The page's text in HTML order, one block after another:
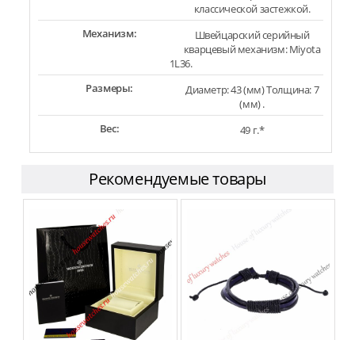
классической застежкой.
Механизм:
Швейцарский серийный
кварцевый механизм: Miyota
1L36.
Размеры:
Диаметр: 43 (мм) Толщина: 7
(мм) .
Вес:
49 г.*
Рекомендуемые товары